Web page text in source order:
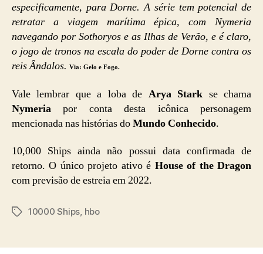
especificamente, para Dorne. A série tem potencial de
retratar a viagem marítima épica, com Nymeria
navegando por Sothoryos e as Ilhas de Verão, e é claro,
o jogo de tronos na escala do poder de Dorne contra os
reis Ândalos. Via: Gelo e Fogo.
Vale lembrar que a loba de Arya Stark se chama
Nymeria por conta desta icônica personagem
mencionada nas histórias doMundo Conhecido.
10,000 Ships ainda não possui data confirmada de
retorno. O único projeto ativo é House of the Dragon
com previsão de estreia em 2022.
Tags10000 Ships, hbo